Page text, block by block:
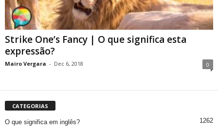
Strike One’s Fancy | O que significa esta
expressão?
Mairo Vergara - Dec 6, 2018 0
CATEGORIAS
O que significa em inglês? 1262